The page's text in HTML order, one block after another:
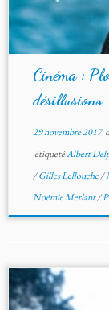
Cinéma :
désillusions
29 novembre 2017
étiquetéAlbert
/Gilles Lellouche/
Noémie Merlant/